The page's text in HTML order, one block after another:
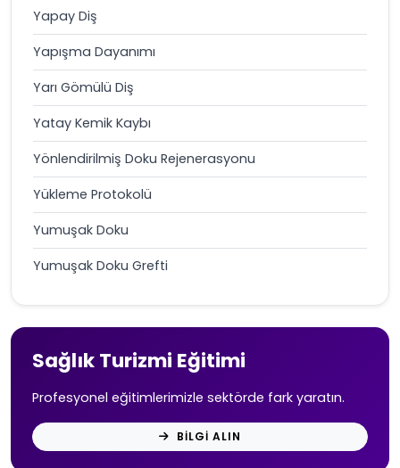
Yapay Diş
Yapışma Dayanımı
Yarı Gömülü Diş
Yatay Kemik Kaybı
Yönlendirilmiş Doku Rejenerasyonu
Yükleme Protokolü
Yumuşak Doku
Yumuşak Doku Grefti
Sağlık Turizmi Eğitimi
Profesyonel eğitimlerimizle sektörde fark yaratın.
BILGI ALIN